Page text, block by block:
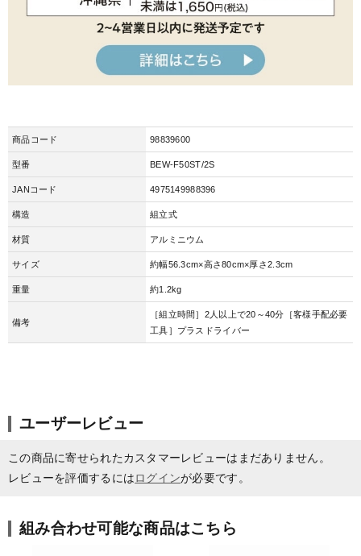
商品コード 98839600
型番 BEW-F50ST/2S
JANコード 4975149988396
構造 組立式
材質 アルミニウム
サイズ 約幅56.3cm×高さ80cm×厚さ2.3cm
重量 約1.2kg
備考
［組立時間］2人以上で20～40分［客様手配必要
工具］プラスドライバー
ユーザーレビュー
この商品に寄せられたカスタマーレビューはまだありません。
レビューを評価するにはログインが必要です。
組み合わせ可能な商品はこちら